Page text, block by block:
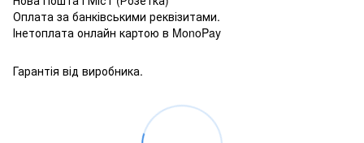
Оплата за банківськими реквізитами.
Інетоплата онлайн картою в MonoPay
Гарантія від виробника.